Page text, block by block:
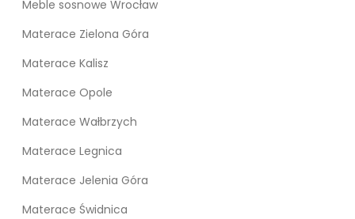
Meble sosnowe Wrocław
Materace Zielona Góra
Materace Kalisz
Materace Opole
Materace Wałbrzych
Materace Legnica
Materace Jelenia Góra
Materace Świdnica